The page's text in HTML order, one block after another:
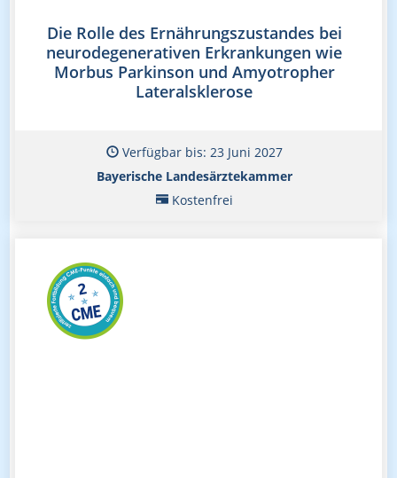
Die Rolle des Ernährungszustandes bei
neurodegenerativen Erkrankungen wie
Morbus Parkinson und Amyotropher
Lateralsklerose
Verfügbar bis: 23 Juni 2027
Bayerische Landesärztekammer
Kostenfrei